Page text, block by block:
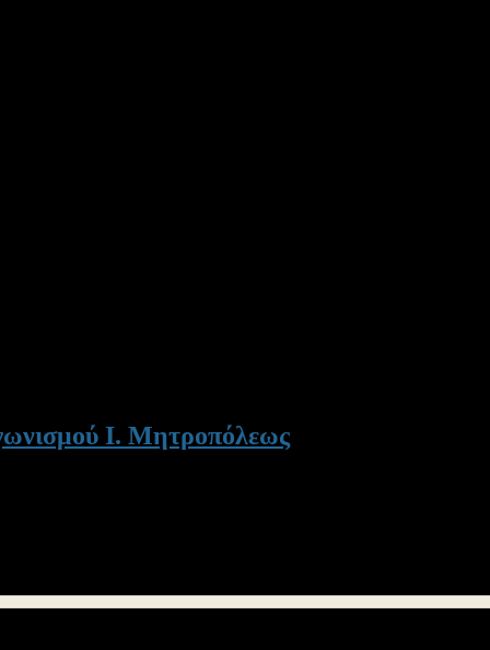
Ι. Μητροπόλεως